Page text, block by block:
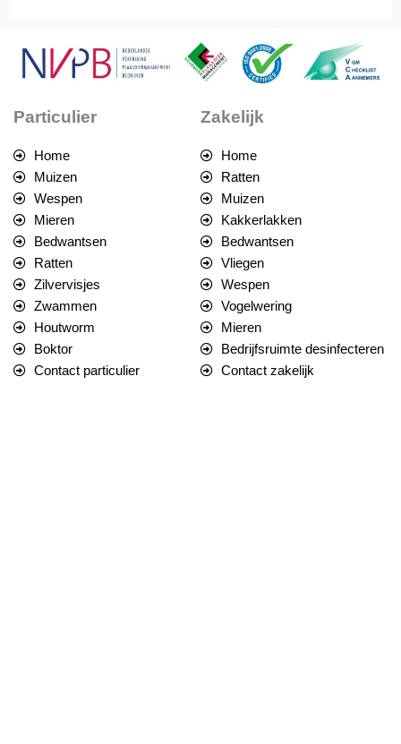
Particulier
Home
Muizen
Wespen
Mieren
Bedwantsen
Ratten
Zilvervisjes
Zwammen
Houtworm
Boktor
Contact particulier
Zakelijk
Home
Ratten
Muizen
Kakkerlakken
Bedwantsen
Vliegen
Wespen
Vogelwering
Mieren
Bedrijfsruimte desinfecteren
Contact zakelijk